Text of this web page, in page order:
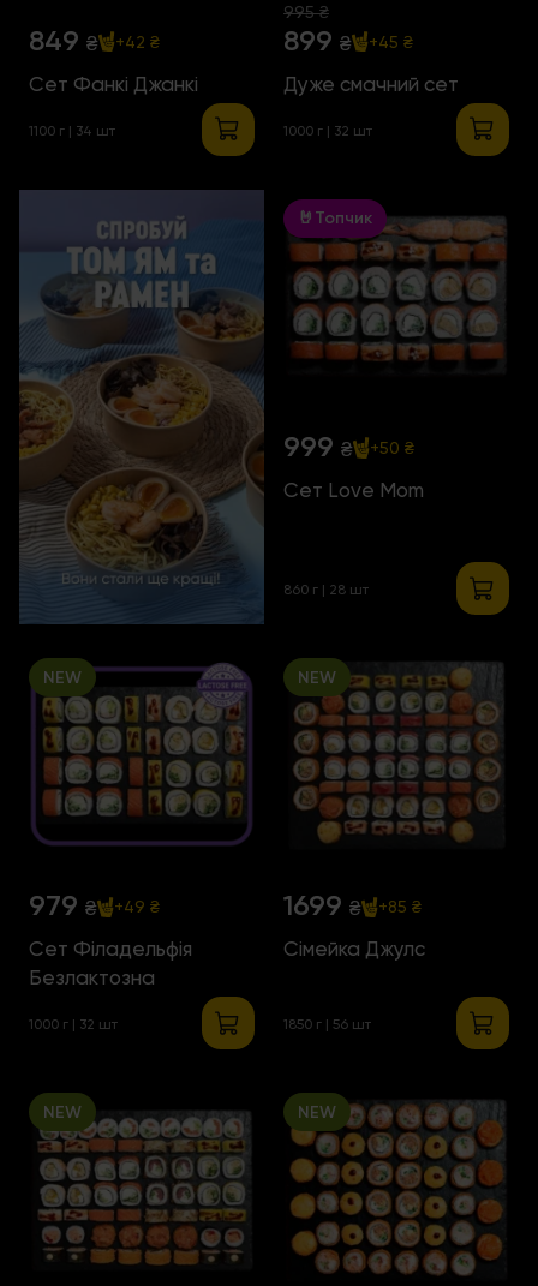
849 ₴ +42 ₴
Сет Фанкі Джанкі
1100 г | 34 шт
995 ₴
899 ₴ +45 ₴
Дуже смачний сет
1000 г | 32 шт
🤘Топчик
999 ₴ +50 ₴
Сет Love Mom
860 г | 28 шт
NEW
979 ₴ +49 ₴
Сет Філадельфія
Безлактозна
1000 г | 32 шт
NEW
1699 ₴ +85 ₴
Сімейка Джулс
1850 г | 56 шт
NEW NEW